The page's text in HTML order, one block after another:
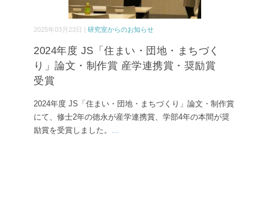
2025年03月23日 | 研究室からのお知らせ
2024年度 JS「住まい・団地・まちづく
り」論文・制作賞 産学連携賞・奨励賞
受賞
2024年度 JS「住まい・団地・まちづくり」論文・制作賞
にて、修士2年の徳永が産学連携賞、学部4年の本間が奨
励賞を受賞しました。 ...